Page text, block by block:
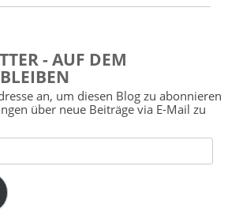
- AUF DEM
an, um diesen Blog zu abonnieren
über neue Beiträge via E-Mail zu